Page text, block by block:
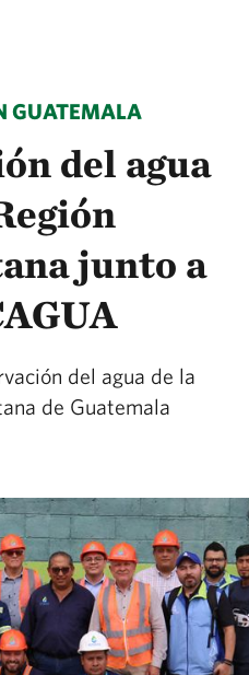
GUATEMALA
del agua
junto a
del agua de la
de Guatemala